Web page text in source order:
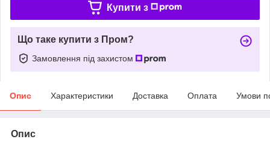
Купити з
Що таке купити з Пром?
Замовлення під захистом
Опис Характеристики Доставка Оплата Умови
Опис